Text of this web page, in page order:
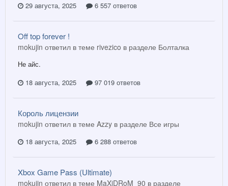
29 августа, 2025 6 557 ответов
Off top forever !
mokujin ответил в теме rivezico в разделе Болталка
Не айс.
18 августа, 2025
97 019 ответов
Король лицензии
mokujin ответил в теме Azzy в разделе Все игры
18 августа, 2025 6 288 ответов
Xbox Game Pass (Ultimate)
mokujin ответил в теме MaXiDRoM_90 в разделе